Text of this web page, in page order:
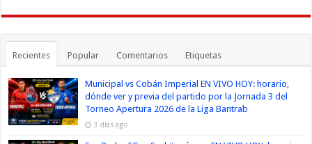
Recientes Popular Comentarios Etiquetas
Municipal vs Cobán Imperial EN VIVO HOY: horario,
dónde ver y previa del partido por la Jornada 3 del
Torneo Apertura 2026 de la Liga Bantrab
3 días ago